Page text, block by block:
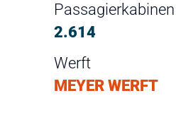
Passagierkabinen
2.614
Werft
MEYER WERFT